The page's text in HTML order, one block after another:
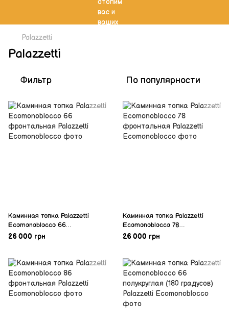
Palazzetti
Palazzetti
Фильтр По популярности
Каминная топка Palazzetti
Ecomonoblocco 66
фронтальная
26 000 грн
Каминная топка Palazzetti
Ecomonoblocco 78
фронтальная
26 000 грн